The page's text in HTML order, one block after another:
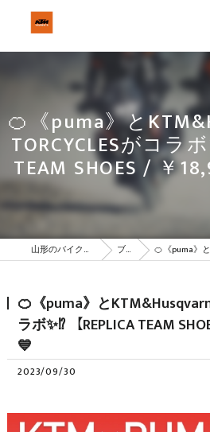
🍊《puma》と
TORCYCLESがコラ
TEAM SHOES / ￥
山形のバイクはBeSTAR株式会社 ブログ 🍊《puma》とKTM&Husqvarna
🍊《puma》と
ラボ✨⁉ 【REPLICA TEAM
💙
2023/09/30